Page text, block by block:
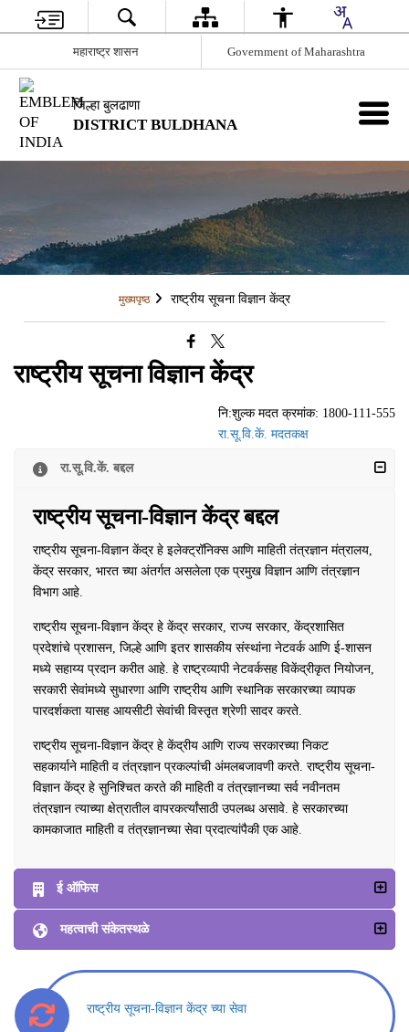
महाराष्ट्र शासन Government of Maharashtra
जिल्हा बुलढाणा
DISTRICT BULDHANA
मुख्यपृष्ठ राष्ट्रीय सूचना विज्ञान केंद्र
राष्ट्रीय सूचना विज्ञान केंद्र
नि:शुल्क मदत क्रमांक: 1800-111-555
रा.सू.वि.कें. मदतकक्ष
रा.सू.वि.कें. बद्दल
राष्ट्रीय सूचना-विज्ञान केंद्र बद्दल
राष्ट्रीय सूचना-विज्ञान केंद्र हे इलेक्ट्रॉनिक्स आणि माहिती तंत्रज्ञान मंत्रालय,
केंद्र सरकार, भारत च्या अंतर्गत असलेला एक प्रमुख विज्ञान आणि तंत्रज्ञान
विभाग आहे.
राष्ट्रीय सूचना-विज्ञान केंद्र हे केंद्र सरकार, राज्य सरकार, केंद्रशासित
प्रदेशांचे प्रशासन, जिल्हे आणि इतर शासकीय संस्थांना नेटवर्क आणि ई-शासन
मध्ये सहाय्य प्रदान करीत आहे. हे राष्ट्रव्यापी नेटवर्कसह विकेंद्रीकृत नियोजन,
सरकारी सेवांमध्ये सुधारणा आणि राष्ट्रीय आणि स्थानिक सरकारच्या व्यापक
पारदर्शकता यासह आयसीटी सेवांची विस्तृत श्रेणी सादर करते.
राष्ट्रीय सूचना-विज्ञान केंद्र हे केंद्रीय आणि राज्य सरकारच्या निकट
सहकार्याने माहिती व तंत्रज्ञान प्रकल्पांची अंमलबजावणी करते. राष्ट्रीय सूचना-
विज्ञान केंद्र हे सुनिश्चित करते की माहिती व तंत्रज्ञानच्या सर्व नवीनतम
तंत्रज्ञान त्याच्या क्षेत्रातील वापरकर्त्यांसाठी उपलब्ध असावे. हे सरकारच्या
कामकाजात माहिती व तंत्रज्ञानच्या सेवा प्रदात्यांपैकी एक आहे.
ई ऑफिस
महत्वाची संकेतस्थळे
राष्ट्रीय सूचना-विज्ञान केंद्र च्या सेवा